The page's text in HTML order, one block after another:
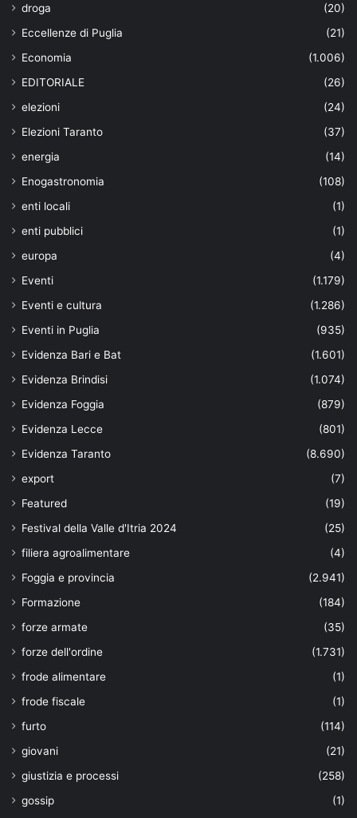
droga
(20)
Eccellenze di Puglia
(21)
Economia
(1.006)
EDITORIALE
(26)
elezioni
(24)
Elezioni Taranto
(37)
energia
(14)
Enogastronomia
(108)
enti locali
(1)
enti pubblici
(1)
europa
(4)
Eventi
(1.179)
Eventi e cultura
(1.286)
Eventi in Puglia
(935)
Evidenza Bari e Bat
(1.601)
Evidenza Brindisi
(1.074)
Evidenza Foggia
(879)
Evidenza Lecce
(801)
Evidenza Taranto
(8.690)
export
(7)
Featured
(19)
Festival della Valle d'Itria 2024
(25)
filiera agroalimentare
(4)
Foggia e provincia
(2.941)
Formazione
(184)
forze armate
(35)
forze dell'ordine
(1.731)
frode alimentare
(1)
frode fiscale
(1)
furto
(114)
giovani
(21)
giustizia e processi
(258)
gossip
(1)